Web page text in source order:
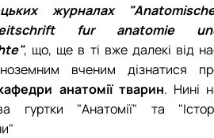
журналах
fur anatomie
, що, ще в ті вже далекі від
вченим дізнатися
анатомії тварин. Нині
гуртки "Анатомії" та